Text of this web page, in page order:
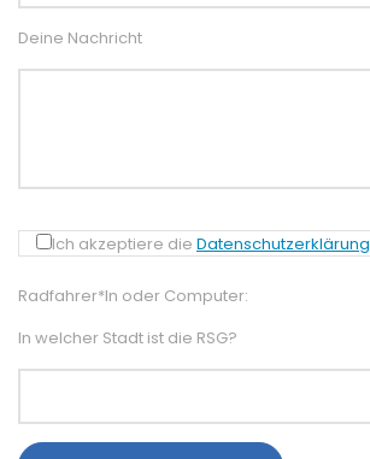
Deine Nachricht
Ich akzeptiere die Datenschutzerklärung
Radfahrer*In oder Computer:
In welcher Stadt ist die RSG?